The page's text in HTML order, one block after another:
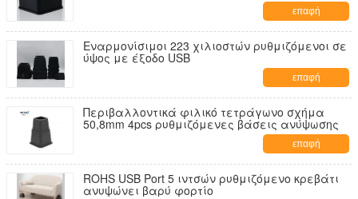
επαφή
Εναρμονίσιμοι 223 χιλιοστών ρυθμιζόμενοι σε
ύψος με έξοδο USB
επαφή
Περιβαλλοντικά φιλικό τετράγωνο σχήμα
50,8mm 4pcs ρυθμιζόμενες βάσεις ανύψωσης
επαφή
ROHS USB Port 5 ιντσών ρυθμιζόμενο κρεβάτι
ανυψώνει βαρύ φορτίο